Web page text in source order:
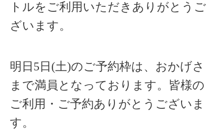
トルをご利用いただきありがとうご
ざいます。
明日5日(土)のご予約枠は、おかげさ
まで満員となっております。 皆様の
ご利用・ご予約ありがとうございま
す。